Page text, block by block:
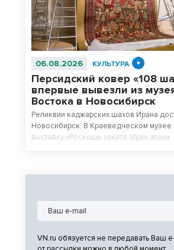
06.08.2026 КУЛЬТУРА
Персидский ковер «108
впервые вывезли из
Востока в Новосибирск
Реликвии каджарских шахов Ирана
Новосибирск. В Краеведческом музее
выставку «Роскошь заката: Иран эпохи
VN.ru обязуется не передавать Ваш